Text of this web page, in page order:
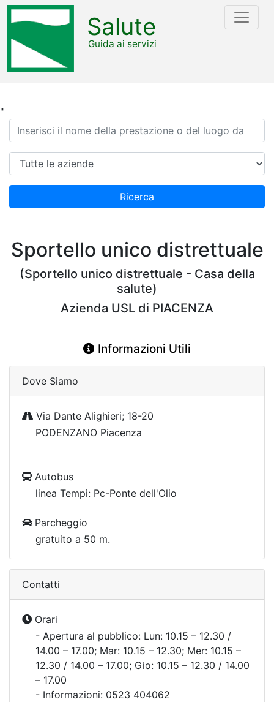
"
Salute
Guida ai servizi
Ricerca
Azienda
Ricerca
Sportello unico distrettuale
(Sportello unico distrettuale - Casa della
salute)
Azienda USL di PIACENZA
Informazioni Utili
Dove Siamo
Via Dante Alighieri; 18-20
PODENZANO Piacenza
Autobus
linea Tempi: Pc-Ponte dell'Olio
Parcheggio
gratuito a 50 m.
Contatti
Orari
- Apertura al pubblico: Lun: 10.15 – 12.30 /
14.00 – 17.00; Mar: 10.15 – 12.30; Mer: 10.15 –
12.30 / 14.00 – 17.00; Gio: 10.15 – 12.30 / 14.00
– 17.00
- Informazioni: 0523 404062